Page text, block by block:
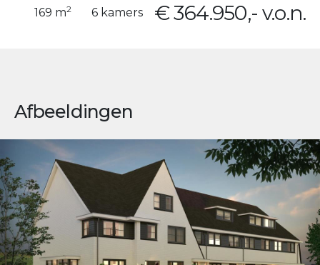
169 m2 6 kamers € 364.950,- v.o.n.
Afbeeldingen